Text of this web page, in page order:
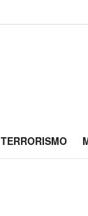
TERRORISMO